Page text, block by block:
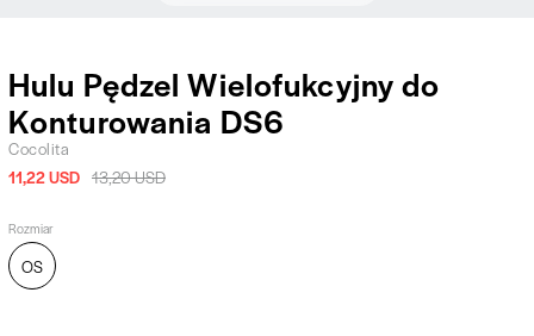
Hulu Pędzel Wielofukcyjny do
Konturowania DS6
Cocolita
11,22 USD 13,20 USD
Rozmiar
OS